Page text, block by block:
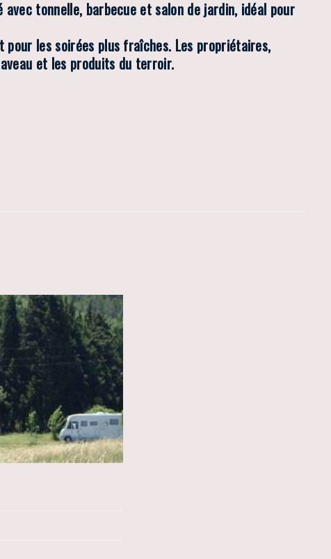
tonnelle, barbecue et salon de jardin, idéal pour
les soirées plus fraîches. Les propriétaires,
et les produits du terroir.